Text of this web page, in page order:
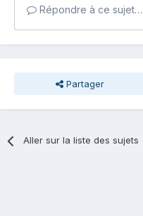
Répondre à ce sujet…
Partager
Aller sur la liste des sujets